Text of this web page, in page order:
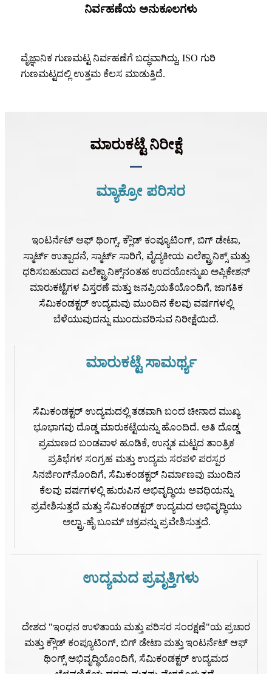
ನಿರ್ವಹಣೆಯ ಅನುಕೂಲಗಳು
ವೈಜ್ಞಾನಿಕ ಗುಣಮಟ್ಟ ನಿರ್ವಹಣೆಗೆ ಬದ್ಧವಾಗಿದ್ದು, ISO ಗುರಿ
ಗುಣಮಟ್ಟದಲ್ಲಿ ಉತ್ತಮ ಕೆಲಸ ಮಾಡುತ್ತಿದೆ.
ಮಾರುಕಟ್ಟೆ ನಿರೀಕ್ಷೆ
ಮ್ಯಾಕ್ರೋ ಪರಿಸರ
ಇಂಟರ್ನೆಟ್ ಆಫ್ ಥಿಂಗ್ಸ್, ಕ್ಲೌಡ್ ಕಂಪ್ಯೂಟಿಂಗ್, ಬಿಗ್ ಡೇಟಾ,
ಸ್ಮಾರ್ಟ್ ಉತ್ಪಾದನೆ, ಸ್ಮಾರ್ಟ್ ಸಾರಿಗೆ, ವೈದ್ಯಕೀಯ ಎಲೆಕ್ಟ್ರಾನಿಕ್ಸ್ ಮತ್ತು
ಧರಿಸಬಹುದಾದ ಎಲೆಕ್ಟ್ರಾನಿಕ್ಸ್‌ನಂತಹ ಉದಯೋನ್ಮುಖ ಅಪ್ಲಿಕೇಶನ್
ಮಾರುಕಟ್ಟೆಗಳ ವಿಸ್ತರಣೆ ಮತ್ತು ಜನಪ್ರಿಯತೆಯೊಂದಿಗೆ, ಜಾಗತಿಕ
ಸೆಮಿಕಂಡಕ್ಟರ್ ಉದ್ಯಮವು ಮುಂದಿನ ಕೆಲವು ವರ್ಷಗಳಲ್ಲಿ
ಬೆಳೆಯುವುದನ್ನು ಮುಂದುವರಿಸುವ ನಿರೀಕ್ಷೆಯಿದೆ.
ಮಾರುಕಟ್ಟೆ ಸಾಮರ್ಥ್ಯ
ಸೆಮಿಕಂಡಕ್ಟರ್ ಉದ್ಯಮದಲ್ಲಿ ತಡವಾಗಿ ಬಂದ ಚೀನಾದ ಮುಖ್ಯ
ಭೂಭಾಗವು ದೊಡ್ಡ ಮಾರುಕಟ್ಟೆಯನ್ನು ಹೊಂದಿದೆ. ಅತಿ ದೊಡ್ಡ
ಪ್ರಮಾಣದ ಬಂಡವಾಳ ಹೂಡಿಕೆ, ಉನ್ನತ ಮಟ್ಟದ ತಾಂತ್ರಿಕ
ಪ್ರತಿಭೆಗಳ ಸಂಗ್ರಹ ಮತ್ತು ಉದ್ಯಮ ಸರಪಳಿ ಪರಸ್ಪರ
ಸಿನರ್ಜಿಂಗ್‌ನೊಂದಿಗೆ, ಸೆಮಿಕಂಡಕ್ಟರ್ ನಿರ್ಮಾಣವು ಮುಂದಿನ
ಕೆಲವು ವರ್ಷಗಳಲ್ಲಿ ಹುರುಪಿನ ಅಭಿವೃದ್ಧಿಯ ಅವಧಿಯನ್ನು
ಪ್ರವೇಶಿಸುತ್ತದೆ ಮತ್ತು ಸೆಮಿಕಂಡಕ್ಟರ್ ಉದ್ಯಮದ ಅಭಿವೃದ್ಧಿಯು
ಅಲ್ಟ್ರಾ-ಹೈ ಬೂಮ್ ಚಕ್ರವನ್ನು ಪ್ರವೇಶಿಸುತ್ತದೆ.
ಉದ್ಯಮದ ಪ್ರವೃತ್ತಿಗಳು
ದೇಶದ "ಇಂಧನ ಉಳಿತಾಯ ಮತ್ತು ಪರಿಸರ ಸಂರಕ್ಷಣೆ"ಯ ಪ್ರಚಾರ
ಮತ್ತು ಕ್ಲೌಡ್ ಕಂಪ್ಯೂಟಿಂಗ್, ಬಿಗ್ ಡೇಟಾ ಮತ್ತು ಇಂಟರ್ನೆಟ್ ಆಫ್
ಥಿಂಗ್ಸ್ ಅಭಿವೃದ್ಧಿಯೊಂದಿಗೆ, ಸೆಮಿಕಂಡಕ್ಟರ್ ಉದ್ಯಮದ